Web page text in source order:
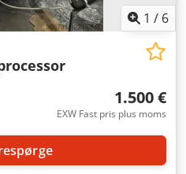
1 / 6
1.500 €
EXW Fast pris plus moms